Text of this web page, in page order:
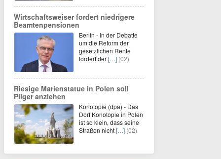
Wirtschaftsweiser fordert niedrigere
Beamtenpensionen
Berlin - In der Debatte
um die Reform der
gesetzlichen Rente
fordert der[…] (02)
Riesige Marienstatue in Polen soll
Pilger anziehen
Konotopie (dpa) - Das
Dorf Konotopie in Polen
ist so klein, dass seine
Straßen nicht[…] (02)